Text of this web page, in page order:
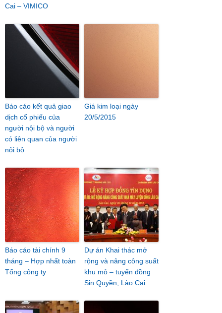
Cai – VIMICO
Báo cáo kết quả giao
dịch cổ phiếu của
người nội bộ và người
có liên quan của người
nội bộ
Giá kim loại ngày
20/5/2015
Báo cáo tài chính 9
tháng – Hợp nhất toàn
Tổng công ty
Dự án Khai thác mở
rộng và nâng công suất
khu mỏ – tuyển đồng
Sin Quyền, Lào Cai